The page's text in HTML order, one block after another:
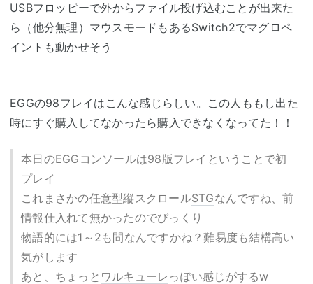
USBフロッピーで外からファイル投げ込むことが出来た
ら（他分無理）マウスモードもあるSwitch2でマグロペ
イントも動かせそう
EGGの98フレイはこんな感じらしい。この人ももし出た
時にすぐ購入してなかったら購入できなくなってた！！
本日のEGGコンソールは98版フレイということで初
プレイ
これまさかの任意型縦スクロールSTGなんですね、前
情報仕入れて無かったのでびっくり
物語的には1～2も間なんですかね？難易度も結構高い
気がします
あと、ちょっと ワルキューレ っぽい感じがするw